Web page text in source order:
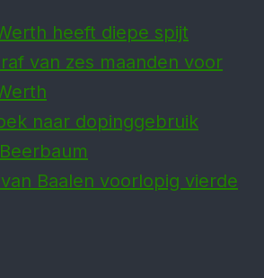
heeft diepe spijt
van zes maanden voor
naar dopinggebruik
Baalen voorlopig vierde